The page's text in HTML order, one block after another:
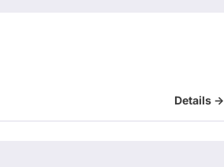
Details ->